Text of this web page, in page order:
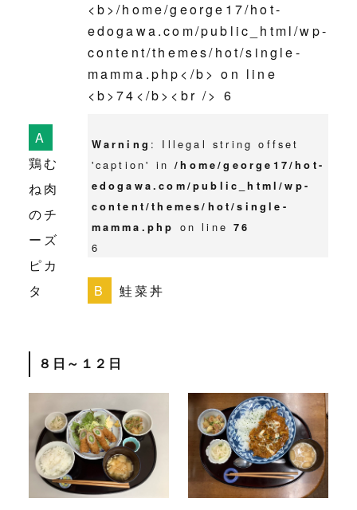
鶏む
ね肉
のチ
ーズ
ピカ
タ
Warning : Illegal string offset
'caption' in/home/george17/hot-
edogawa.com/public_html/wp-
content/themes/hot/single-
mamma.php
on line76
6
鮭菜丼
８日～１２日